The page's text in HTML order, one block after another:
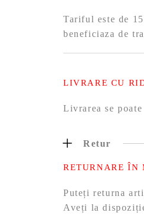
Tariful este de
beneficiaza de
LIVRARE CU
Livrarea se
Retur
RETURNARE
Puteți returna
Aveți la